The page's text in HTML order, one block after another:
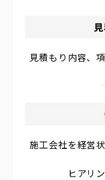
見積もり内容、
施工会社を経営
ヒアリ